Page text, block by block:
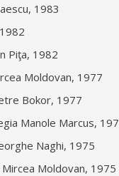
1983
Piţa, 1982
Moldovan, 1977
Bokor, 1977
Manole Marcus,
Naghi, 1975
Moldovan, 1975